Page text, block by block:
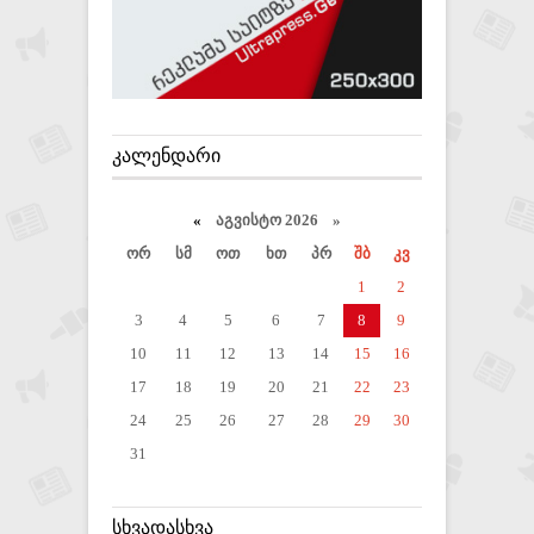
ᲙᲐᲚᲔᲜᲓᲐᲠᲘ
« აგვისტო 2026 »
ორ
სმ ოთ ხთ პრ შბ
კვ
1
2
3
4 5 6 7 8
9
10
11 12 13 14 15
16
17
18 19 20 21 22
23
24
25 26 27 28 29
30
31
ᲡᲮᲕᲐᲓᲐᲡᲮᲕᲐ